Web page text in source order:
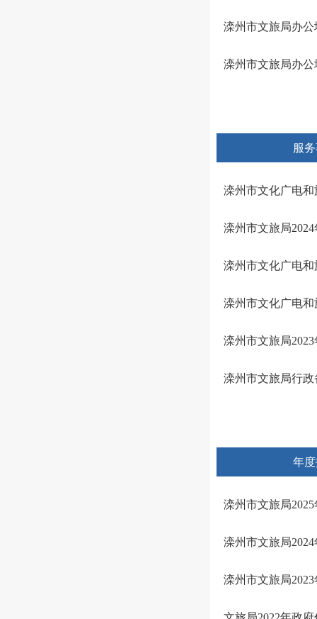
滦州市文旅局办
滦州市文旅局办
服
滦州市文化广电
滦州市文旅局
滦州市文化广电
滦州市文化广电
滦州市文旅局
滦州市文旅局行
年
滦州市文旅局
滦州市文旅局
滦州市文旅局